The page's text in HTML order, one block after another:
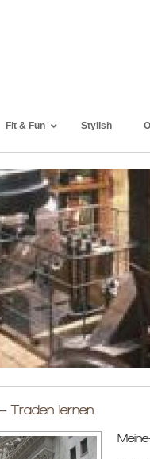
Fit & Fun Stylish
Traden lernen.